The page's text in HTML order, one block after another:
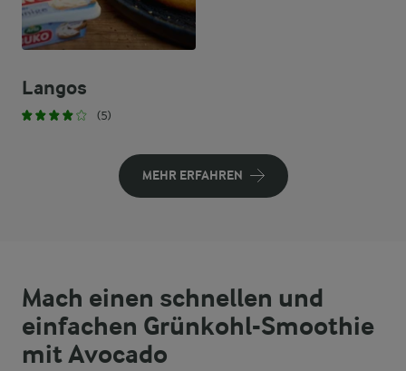
Langos
(5)
MEHR ERFAHREN
Mach einen schnellen und
einfachen Grünkohl-Smoothie
mit Avocado